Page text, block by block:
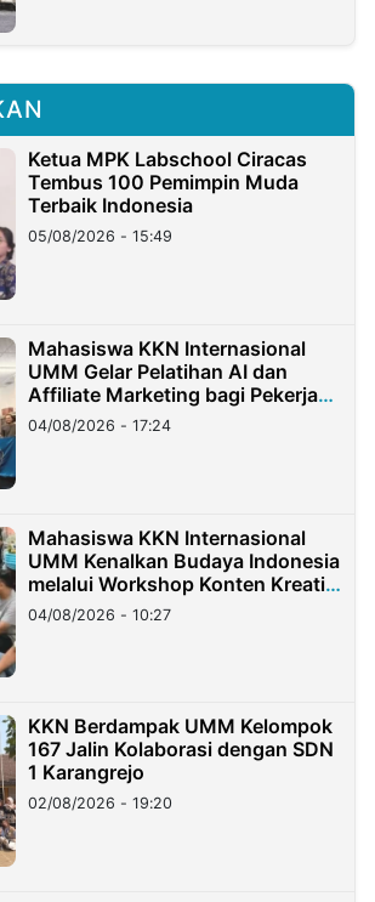
Ketua MPK Labschool Ciracas
Tembus 100 Pemimpin Muda
Terbaik Indonesia
05/08/2026 - 15:49
Mahasiswa KKN Internasional
UMM Gelar Pelatihan AI dan
Affiliate Marketing bagi Pekerja
Migran Indonesia di Taiwan
04/08/2026 - 17:24
Mahasiswa KKN Internasional
UMM Kenalkan Budaya Indonesia
melalui Workshop Konten Kreatif
di Taiwan
04/08/2026 - 10:27
KKN Berdampak UMM Kelompok
167 Jalin Kolaborasi dengan SDN
1 Karangrejo
02/08/2026 - 19:20